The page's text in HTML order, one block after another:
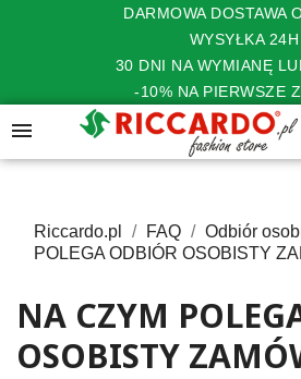
DARMOWA DOSTAWA
WYSYŁKA 24H
30 DNI NA WYMIANĘ
-10% NA PIERWSZE

Riccardo.pl FAQ Odbiór
POLEGA ODBIÓR OSOBISTY
NA CZYM
OSOBISTY